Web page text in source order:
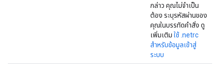
กล่าว คุณไม่จำเป็น
ต้อง ระบุรหัสผ่านของ
คุณในบรรทัดคำสั่ง ดู
เพิ่มเติม ใช้ .netrc
สำหรับข้อมูลเข้าสู่
ระบบ